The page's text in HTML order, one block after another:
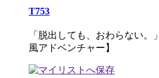
T753
「脱出しても、おわらない
風アドベンチャー】